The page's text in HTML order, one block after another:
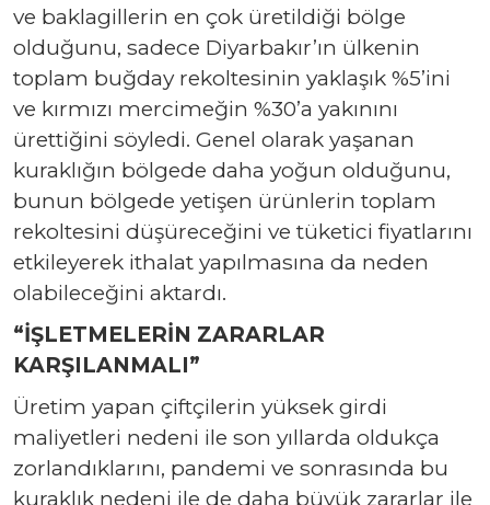
ve baklagillerin en çok üretildiği bölge
olduğunu, sadece Diyarbakır’ın ülkenin
toplam buğday rekoltesinin yaklaşık %5’ini
ve kırmızı mercimeğin %30’a yakınını
ürettiğini söyledi. Genel olarak yaşanan
kuraklığın bölgede daha yoğun olduğunu,
bunun bölgede yetişen ürünlerin toplam
rekoltesini düşüreceğini ve tüketici fiyatlarını
etkileyerek ithalat yapılmasına da neden
olabileceğini aktardı.
“İŞLETMELERİN ZARARLAR
KARŞILANMALI”
Üretim yapan çiftçilerin yüksek girdi
maliyetleri nedeni ile son yıllarda oldukça
zorlandıklarını, pandemi ve sonrasında bu
kuraklık nedeni ile de daha büyük zararlar ile